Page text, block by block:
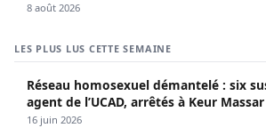
8 août 2026
LES PLUS LUS CETTE SEMAINE
Réseau homosexuel démantelé : six
agent de l’UCAD, arrêtés à Keur
propagé le VIH depuis 2018
16 juin 2026